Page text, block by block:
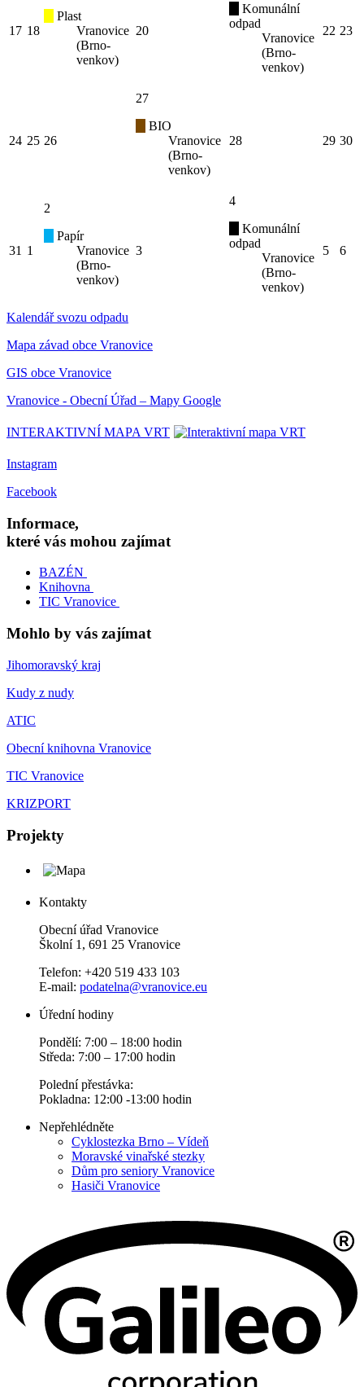
17 18
Plast
Vranovice
(Brno-
venkov)
20
Komunální
odpad
Vranovice
(Brno-
venkov)
22 23
24 25 26
27
BIO
Vranovice
(Brno-
venkov)
28 29 30
31 1
2
Papír
Vranovice
(Brno-
venkov)
3
4
Komunální
odpad
Vranovice
(Brno-
venkov)
5 6
Kalendář svozu odpadu
Mapa závad obce Vranovice
GIS obce Vranovice
Vranovice - Obecní Úřad – Mapy Google
INTERAKTIVNÍ MAPA VRT
Instagram
Facebook
Informace,
které vás mohou zajímat
BAZÉN
Knihovna
TIC Vranovice
Mohlo by vás zajímat
Jihomoravský kraj
Kudy z nudy
ATIC
Obecní knihovna Vranovice
TIC Vranovice
KRIZPORT
Projekty
Kontakty
Obecní úřad Vranovice
Školní 1, 691 25 Vranovice
Telefon: +420 519 433 103
E-mail: podatelna@vranovice.eu
Úřední hodiny
Pondělí: 7:00 – 18:00 hodin
Středa: 7:00 – 17:00 hodin
Polední přestávka:
Pokladna: 12:00 -13:00 hodin
Nepřehlédněte
Cyklostezka Brno – Vídeň
Moravské vinařské stezky
Dům pro seniory Vranovice
Hasiči Vranovice